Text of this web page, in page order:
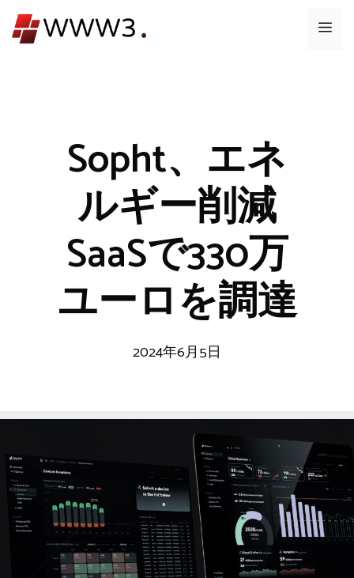
ン
メ
Sopht、エネ
ルギー削減
SaaSで330万
ユーロを調達
2024年6月5日